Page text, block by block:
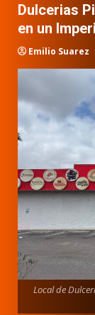
Dulcerias
en un
Emilio Suarez
Local de